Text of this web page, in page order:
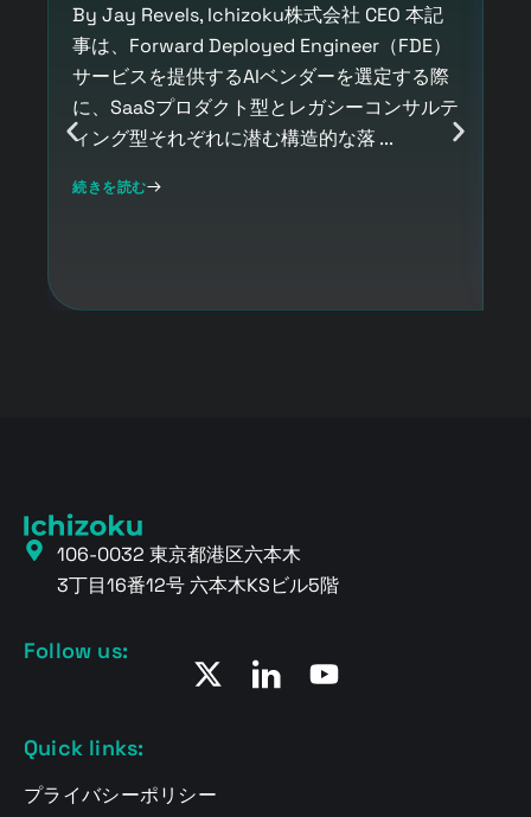
By Jay Revels, Ichizoku株式会社 CEO 本記
事は、Forward Deployed Engineer（FDE）
サービスを提供するAIベンダーを選定する際
に、SaaSプロダクト型とレガシーコンサルテ
ィング型それぞれに潜む構造的な落 ...
続きを読む
106-0032 東京都港区六本木
3丁目16番12号 六本木KSビル5階
Quick links:
プライバシーポリシー
Follow us: